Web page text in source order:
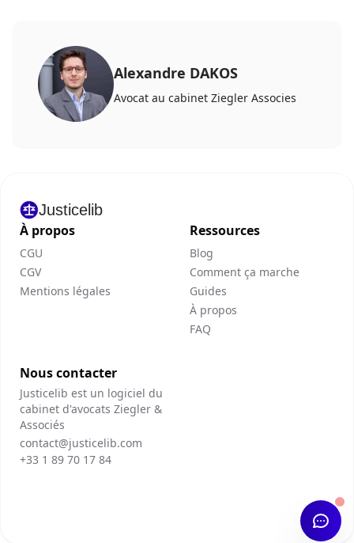
Alexandre DAKOS
Avocat au cabinet Ziegler Associes
Justicelib
À propos
CGU
CGV
Mentions légales
Ressources
Blog
Comment ça marche
Guides
À propos
FAQ
Nous contacter
Justicelib est un logiciel du
cabinet d'avocats Ziegler &
Associés
contact@justicelib.com
+33 1 89 70 17 84